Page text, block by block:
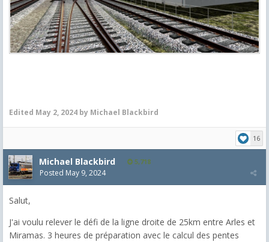
Edited May 2, 2024 by Michael Blackbird
16
Michael Blackbird 5,718
Posted May 9, 2024
Salut,
J'ai voulu relever le défi de la ligne droite de 25km entre Arles et
Miramas. 3 heures de préparation avec le calcul des pentes